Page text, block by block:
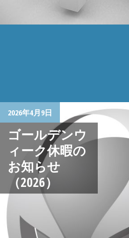
2026年4月9日
ゴールデンウ
ィーク休暇の
お知らせ
（2026）